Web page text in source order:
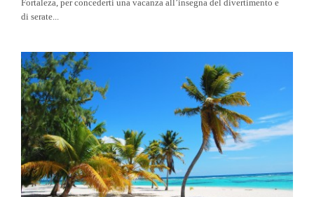
Fortaleza, per concederti una vacanza all’insegna del divertimento e
di serate...